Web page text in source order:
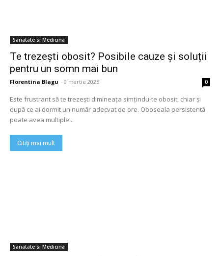
Sanatate si Medicina
Te trezești obosit? Posibile cauze și soluții
pentru un somn mai bun
Florentina Blagu - 9 martie 2025 0
Este frustrant să te trezești dimineața simțindu-te obosit, chiar și
după ce ai dormit un număr adecvat de ore. Oboseala persistentă
poate avea multiple...
Citiți mai mult
Sanatate si Medicina